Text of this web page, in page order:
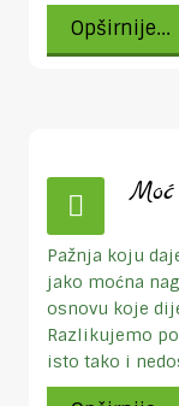
Opširnije...
Pažnja koju
jako moćna
osnovu koje
Razlikujemo
isto tako i